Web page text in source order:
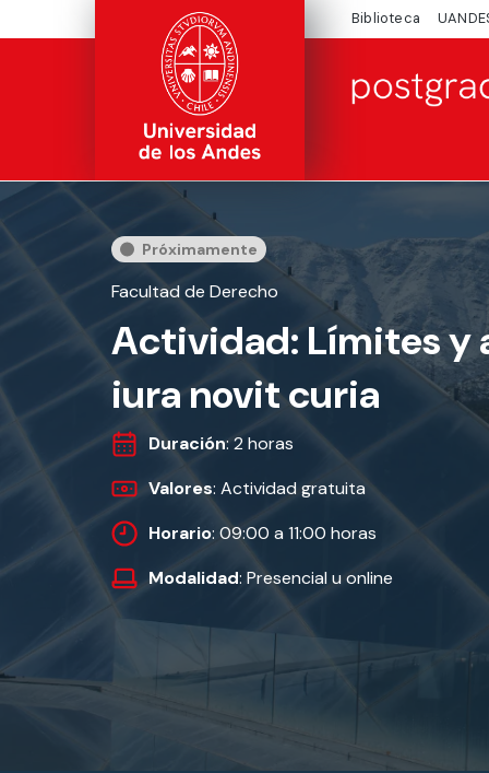
Biblioteca
Próximamente
Facultad de Derecho
Actividad: Límites y
iura novit curia
Duración: 2 horas
Valores: Actividad gratuita
Horario: 09:00 a 11:00 horas
Modalidad: Presencial u online